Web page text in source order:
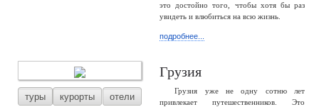
это достойно того, чтобы хотя бы раз
увидеть и влюбиться на всю жизнь.
подробнее...
туры курорты отели
Грузия
Грузия уже не одну сотню лет
привлекает путешественников. Это